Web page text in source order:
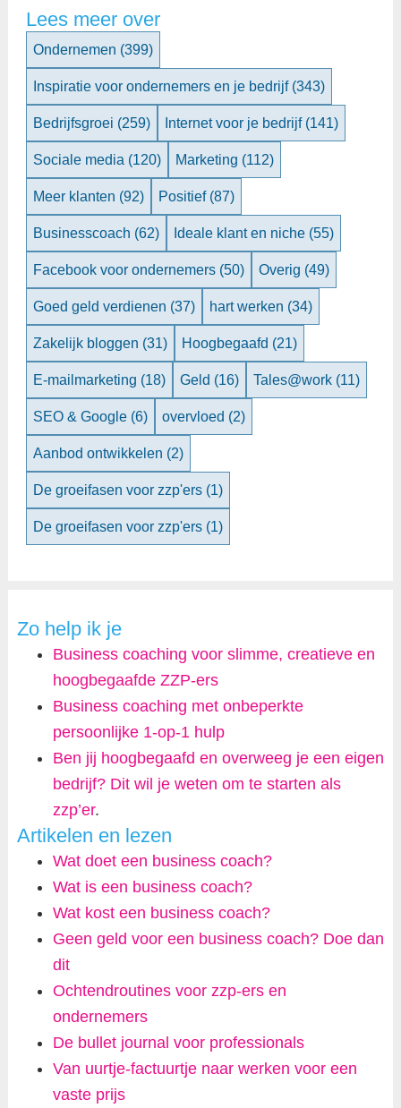
Lees meer over
Ondernemen (399)
Inspiratie voor ondernemers en je bedrijf (343)
Bedrijfsgroei (259) Internet voor je bedrijf (141)
Sociale media (120) Marketing (112)
Meer klanten (92) Positief (87)
Businesscoach (62) Ideale klant en niche (55)
Facebook voor ondernemers (50) Overig (49)
Goed geld verdienen (37) hart werken (34)
Zakelijk bloggen (31) Hoogbegaafd (21)
E-mailmarketing (18) Geld (16) Tales@work (11)
SEO & Google (6) overvloed (2)
Aanbod ontwikkelen (2)
De groeifasen voor zzp'ers (1)
De groeifasen voor zzp'ers (1)
Zo help ik je
Business coaching voor slimme, creatieve en
hoogbegaafde ZZP-ers
Business coaching met onbeperkte
persoonlijke 1-op-1 hulp
Ben jij hoogbegaafd en overweeg je een eigen
bedrijf? Dit wil je weten om te starten als
zzp’er.
Artikelen en lezen
Wat doet een business coach?
Wat is een business coach?
Wat kost een business coach?
Geen geld voor een business coach? Doe dan
dit
Ochtendroutines voor zzp-ers en
ondernemers
De bullet journal voor professionals
Van uurtje-factuurtje naar werken voor een
vaste prijs